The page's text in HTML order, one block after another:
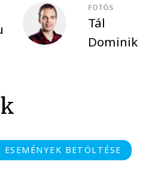
FOTÓS
Tál
Dominik
ESEMÉNYEK BETÖLTÉSE